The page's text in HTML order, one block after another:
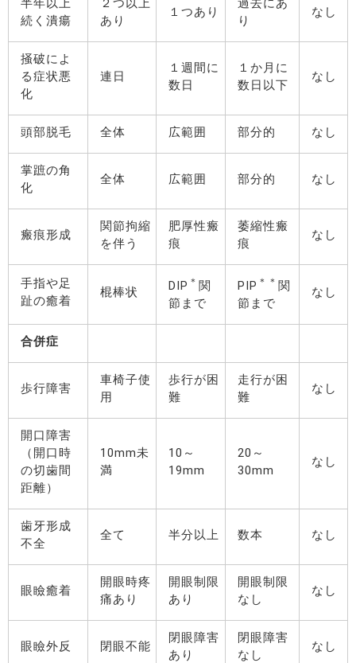
半年以上
続く潰瘍
２つ以上
あり
１つあり
過去にあ
り
なし
掻破によ
る症状悪
化
連日
１週間に
数日
１か月に
数日以下
なし
頭部脱毛 全体 広範囲 部分的 なし
掌蹠の角
化
全体 広範囲 部分的 なし
瘢痕形成
関節拘縮
を伴う
肥厚性瘢
痕
萎縮性瘢
痕
なし
手指や足
趾の癒着
棍棒状 DIP ＊ 関
節まで
PIP ＊＊ 関
節まで
なし
合併症
歩行障害
車椅子使
用
歩行が困
難
走行が困
難
なし
開口障害
（開口時
の切歯間
距離）
10mm未
満
10～
19mm
20～
30mm
なし
歯牙形成
不全
全て 半分以上 数本 なし
眼瞼癒着
開眼時疼
痛あり
開眼制限
あり
開眼制限
なし
なし
眼瞼外反 閉眼不能
閉眼障害
あり
閉眼障害
なし
なし